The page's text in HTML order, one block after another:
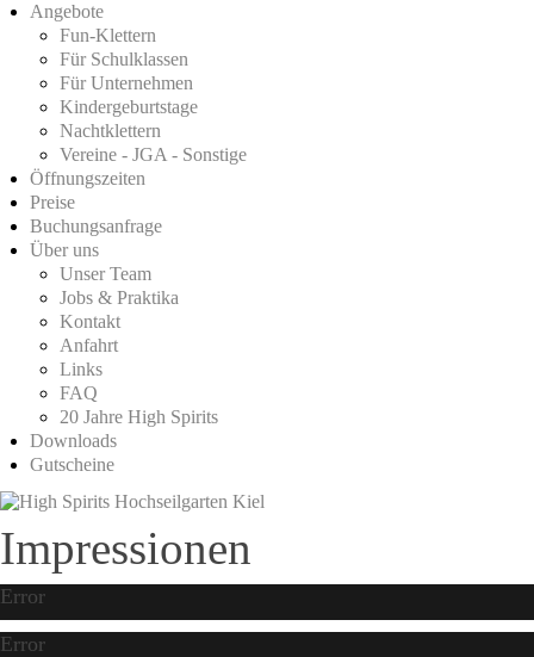
Angebote
Fun-Klettern
Für Schulklassen
Für Unternehmen
Kindergeburtstage
Nachtklettern
Vereine - JGA - Sonstige
Öffnungszeiten
Preise
Buchungsanfrage
Über uns
Unser Team
Jobs & Praktika
Kontakt
Anfahrt
Links
FAQ
20 Jahre High Spirits
Downloads
Gutscheine
Impressionen
Error
Error